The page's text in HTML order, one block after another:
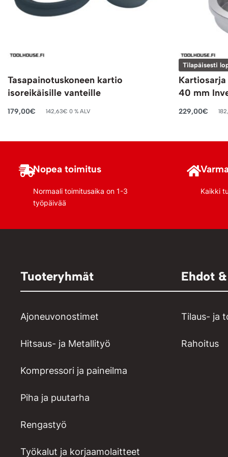
Tasapainotuskoneen kartio
isoreikäisille vanteille
179,00€ 142,63€ 0 % ALV
Tilapäisesti
40 mm
229,00€
Nopea toimitus
Normaali toimitusaika on 1-3
työpäivää
Kaikki
Tuoteryhmät
Ajoneuvonostimet
Hitsaus- ja Metallityö
Kompressori ja paineilma
Piha ja puutarha
Rengastyö
Työkalut ja korjaamolaitteet
Ehdot
Tilaus- ja
Rahoitus